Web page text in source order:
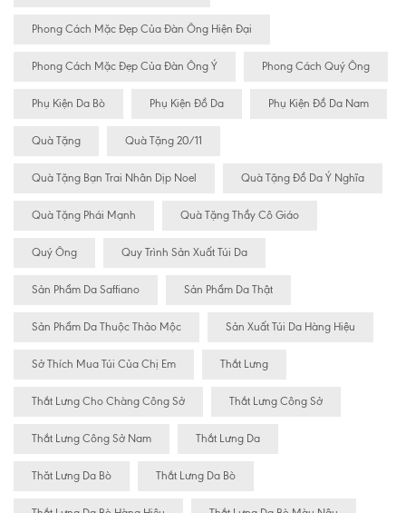
Phong Cách Mặc Đẹp Của Đàn Ông Hiện Đại
Phong Cách Mặc Đẹp Của Đàn Ông Ý Phong Cách Quý Ông
Phụ Kiện Da Bò Phụ Kiện Đồ Da Phụ Kiện Đồ Da Nam
Quà Tặng Quà Tặng 20/11
Quà Tặng Bạn Trai Nhân Dịp Noel Quà Tặng Đồ Da Ý Nghĩa
Quà Tặng Phái Mạnh Quà Tặng Thầy Cô Giáo
Quý Ông Quy Trình Sản Xuất Túi Da
Sản Phẩm Da Saffiano Sản Phẩm Da Thật
Sản Phẩm Da Thuộc Thảo Mộc Sản Xuất Túi Da Hàng Hiệu
Sở Thích Mua Túi Của Chị Em Thắt Lưng
Thắt Lưng Cho Chàng Công Sở Thắt Lưng Công Sở
Thắt Lưng Công Sở Nam Thắt Lưng Da
Thăt Lưng Da Bò Thắt Lưng Da Bò